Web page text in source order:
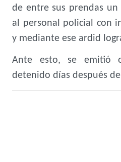
de entre sus prendas un
al personal policial con
y mediante ese ardid
Ante esto, se emitió
detenido días después